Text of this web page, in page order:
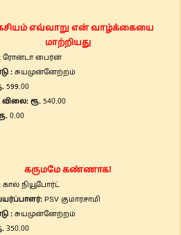
எவ்வாறு என் வாழ்க்கையை
மாற்றியது
ரோன்டா பைர்ன்
: சுயமுன்னேற்றம்
599.00
விலை: ரூ. 540.00
0.00
கருமமே கண்ணாக!
கால் நியூபோர்ட்
PSV குமாரசாமி
: சுயமுன்னேற்றம்
350.00